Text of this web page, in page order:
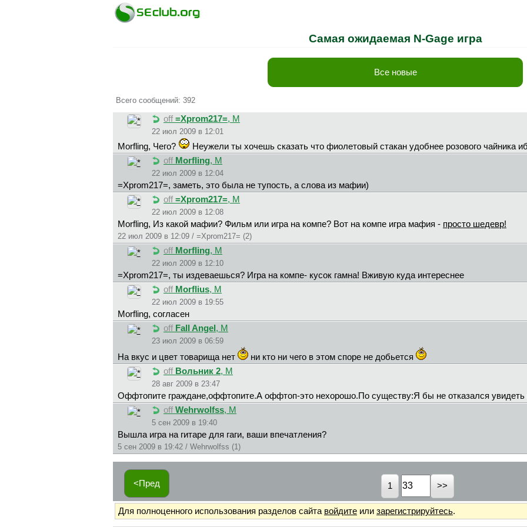
Самая ожидаемая N-Gage игра
Все новые
Всего сообщений: 392
off =Xprom217=, М
22 июл 2009 в 12:01
Morfling, Чего?
Неужели ты хочешь сказать что фиолетовый стакан удобнее розового чайника
off Morfling, М
22 июл 2009 в 12:04
=Xprom217=, заметь, это была не тупость, а слова из мафии)
off =Xprom217=, М
22 июл 2009 в 12:08
Morfling, Из какой мафии? Фильм или игра на компе? Вот на компе игра мафия - просто шедевр!
22 июл 2009 в 12:09 / =Xprom217= (2)
off Morfling, М
22 июл 2009 в 12:10
=Xprom217=, ты издеваешься? Игра на компе- кусок гамна! Вживую куда интереснее
off Morflius, М
22 июл 2009 в 19:55
Morfling, согласен
off Fall Angel , М
23 июл 2009 в 06:59
На вкус и цвет товарища нет
ни кто ни чего в этом споре не добьется
off Вольник 2, М
28 авг 2009 в 23:47
Оффтопите граждане,оффтопите.А оффтоп-это нехорошо.По существу:Я бы не отказался увидеть
off Wehrwolfss, М
5 сен 2009 в 19:40
Вышла игра на гитаре для гаги, ваши впечатления?
5 сен 2009 в 19:42 / Wehrwolfss (1)
<Пред 1
Для полноценного использования разделов сайта войдите или зарегистрируйтесь.